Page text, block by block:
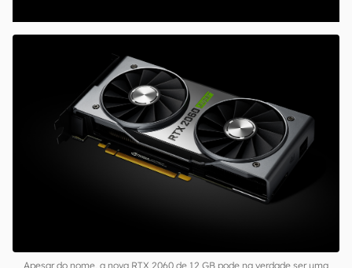
Apesar do nome, a nova RTX 2060 de 12 GB pode na verdade ser uma